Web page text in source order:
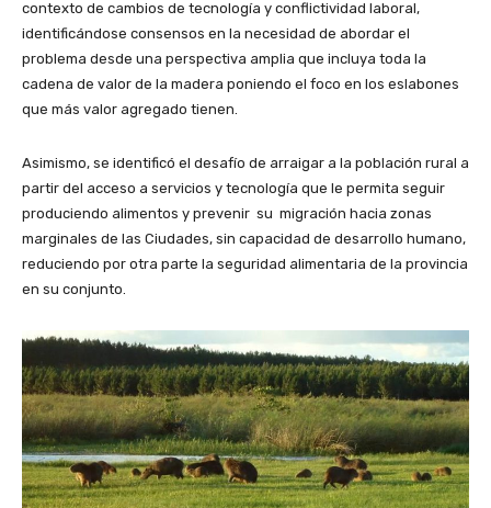
contexto de cambios de tecnología y conflictividad laboral,
identificándose consensos en la necesidad de abordar el
problema desde una perspectiva amplia que incluya toda la
cadena de valor de la madera poniendo el foco en los eslabones
que más valor agregado tienen.
Asimismo, se identificó el desafío de arraigar a la población rural a
partir del acceso a servicios y tecnología que le permita seguir
produciendo alimentos y prevenir su migración hacia zonas
marginales de las Ciudades, sin capacidad de desarrollo humano,
reduciendo por otra parte la seguridad alimentaria de la provincia
en su conjunto.